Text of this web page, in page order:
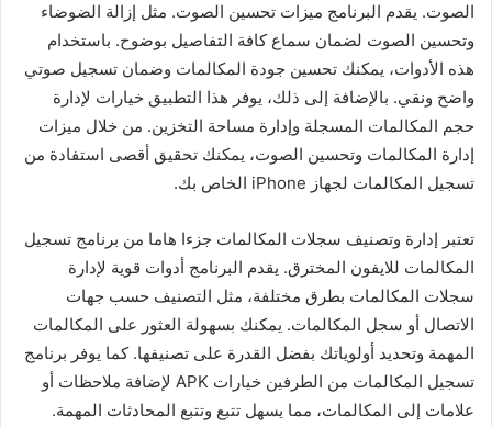
الصوت. يقدم البرنامج ميزات تحسين الصوت. مثل إزالة الضوضاء
وتحسين الصوت لضمان سماع كافة التفاصيل بوضوح. باستخدام
هذه الأدوات، يمكنك تحسين جودة المكالمات وضمان تسجيل صوتي
واضح ونقي. بالإضافة إلى ذلك، يوفر هذا التطبيق خيارات لإدارة
حجم المكالمات المسجلة وإدارة مساحة التخزين. من خلال ميزات
إدارة المكالمات وتحسين الصوت، يمكنك تحقيق أقصى استفادة من
تسجيل المكالمات لجهاز iPhone الخاص بك.
تعتبر إدارة وتصنيف سجلات المكالمات جزءا هاما من برنامج تسجيل
المكالمات للايفون المخترق. يقدم البرنامج أدوات قوية لإدارة
سجلات المكالمات بطرق مختلفة، مثل التصنيف حسب جهات
الاتصال أو سجل المكالمات. يمكنك بسهولة العثور على المكالمات
المهمة وتحديد أولوياتك بفضل القدرة على تصنيفها. كما يوفر برنامج
تسجيل المكالمات من الطرفين خيارات APK لإضافة ملاحظات أو
علامات إلى المكالمات، مما يسهل تتبع وتتبع المحادثات المهمة.